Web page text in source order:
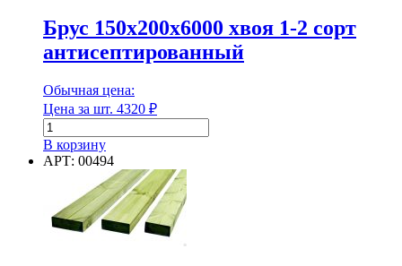
Класс эмиссии
Количество в 1 м³
Количество в 1 м³
Количество в тонне
Брус 150х200х6000 хвоя 1-2 сорт
антисептированный
Обычная цена:
Цена за шт. 4320 ₽
Количество
товара
Брус
150х200х6000
В корзину
АРТ: 00494